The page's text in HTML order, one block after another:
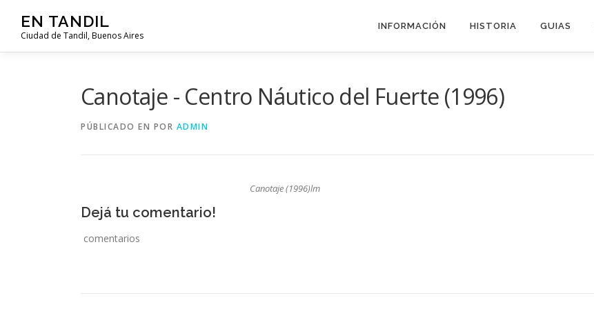
EN TANDIL
Ciudad de Tandil, Buenos Aires
INFORMACIÓN HISTORIA GUIAS
Canotaje - Centro Náutico del Fuerte (1996)
PÚBLICADO EN POR ADMIN
Canotaje (1996)lm
Dejá tu comentario!
comentarios